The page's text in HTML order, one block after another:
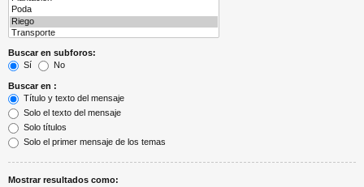
Buscar en subforos:
Sí
No
Buscar en :
Título y texto del mensaje
Solo el texto del mensaje
Solo títulos
Solo el primer mensaje de los temas
Mostrar resultados como: